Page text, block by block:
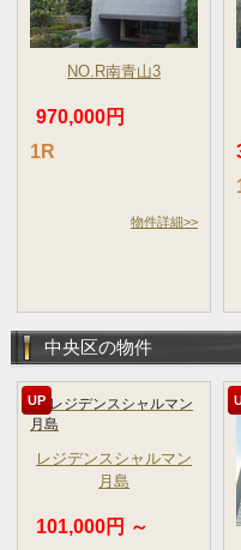
NO.R南青山3
970,000円
1R
物件詳細>>
中央区の物件
UP
レジデンスシャルマン
月島
101,000円 ～